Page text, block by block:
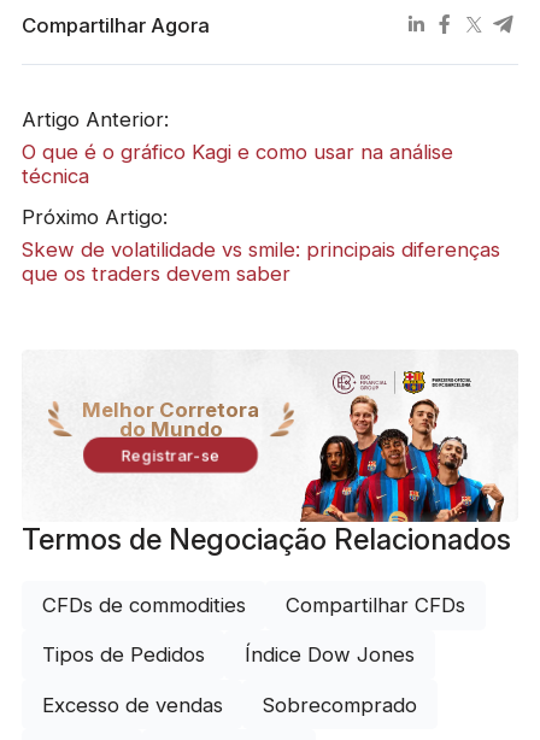
Compartilhar Agora
Artigo Anterior:
O que é o gráfico Kagi e como usar na análise
técnica
Próximo Artigo:
Skew de volatilidade vs smile: principais diferenças
que os traders devem saber
Melhor Corretora
do Mundo
Registrar-se
Termos de Negociação Relacionados
CFDs de commodities Compartilhar CFDs
Tipos de Pedidos Índice Dow Jones
Excesso de vendas Sobrecomprado